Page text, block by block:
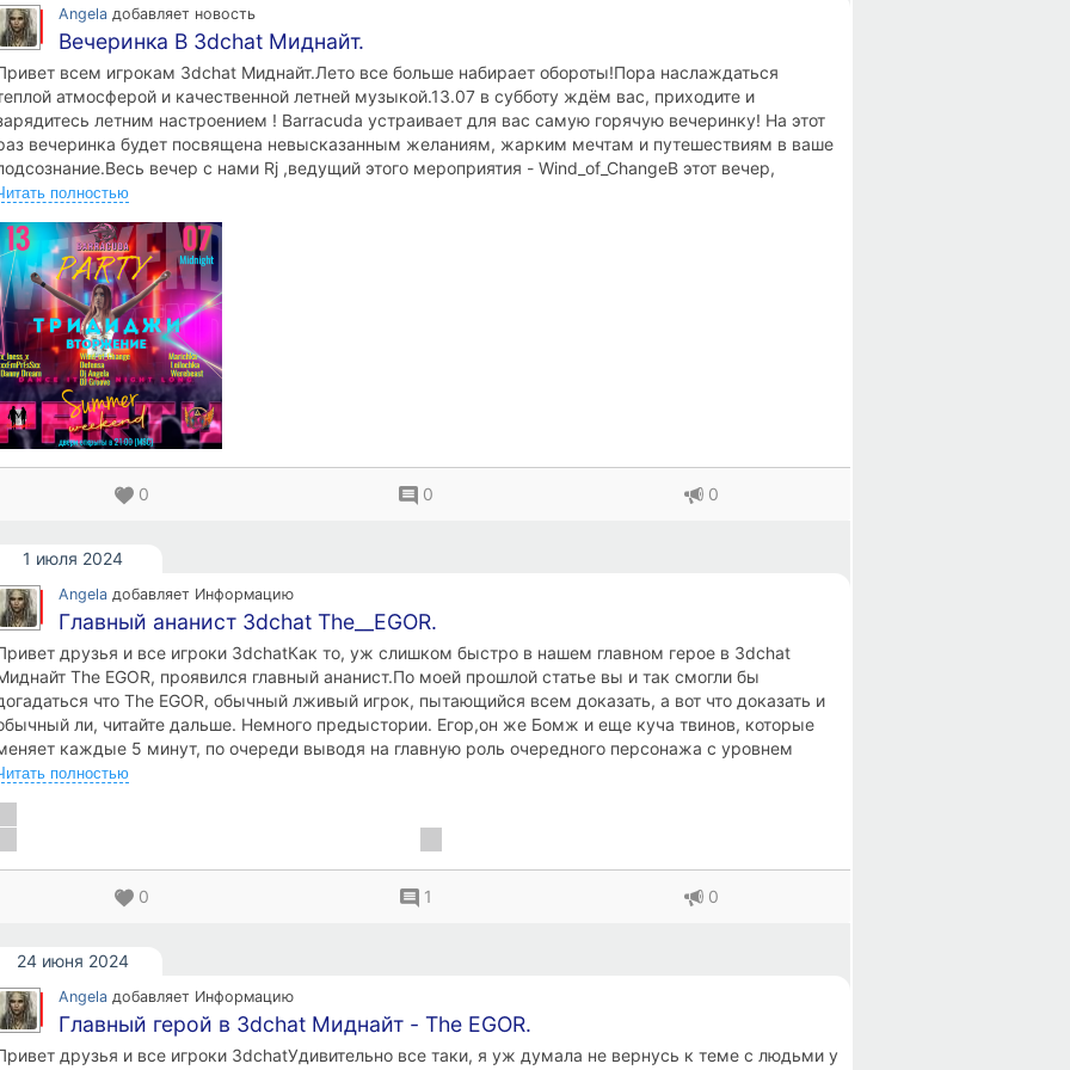
над сетом, а это занимает достаточно много времени и энергии, так как процесс
Работаю над локой, а это также процесс творческий, а не как у остальных, скачали
и вот оно пати. Договариваешься с Рджеями, Д...
Angela добавляет новость
Вечеринка В 3dchat Миднайт.
всем игрокам 3dchat Миднайт.Лето все больше набирает обороты!Пора наслаждаться
атмосферой и качественной летней музыкой.13.07 в субботу ждём вас, приходите и
летним настроением ! Barracuda устраивает для вас самую горячую вечеринку! На этот
вечеринка будет посвящена невысказанным желаниям, жарким мечтам и путешествиям в ваше
вечер с нами Rj ,ведущий этого мероприятия - Wind_of_ChangeВ этот вечер,
будет играть свой первый сет, начинающий диджей,который, сыграет для Вас свой первый
вокалистов, ну и конечно , DJ сыграют для вас свои лучшие сеты!Будем рады вас
в нашей дружеской обстановке, готовых встретить новый Weekend вместе.Будет мощно! Не
встречи на танцполе!
полностью
0 0 0
1 июля 2024
Angela добавляет Информацию
Главный ананист 3dchat The__EGOR.
друзья и все игроки 3dchatКак то, уж слишком быстро в нашем главном герое в 3dchat
The EGOR, проявился главный ананист.По моей прошлой статье вы и так смогли бы
что The EGOR, обычный лживый игрок, пытающийся всем доказать, а вот что доказать и
ли, читайте дальше. Немного предыстории. Егор,он же Бомж и еще куча твинов, которые
каждые 5 минут, по очереди выводя на главную роль очередного персонажа с уровнем
насекомого. Он в 3dchat играет давно, имеет читы при помощи которых может с вашим
вашу позицию, поддакивая, отлизывая отсасывая, выведывает больше информации, а
начинает продвигать свою игру. Если вы не согласны, начинает вас тролить, рассказывая о
начинают играть в его команде опущенных долбоебов. Просто играть с таким, не только
а еще и пидарасом, может лишь такой же как он.Вы знаете меня, какой я человек и
когда меня просят помочь я помогаю. Так вот, этот Егор со мной общался и в том числе
много разговора о диджеинге. Я, как играющ...
полностью
0 1 0
24 июня 2024
Angela добавляет Информацию
Главный герой в 3dchat Миднайт - The EGOR.
друзья и все игроки 3dchatУдивительно все таки, я уж думала не вернусь к теме с людьми у